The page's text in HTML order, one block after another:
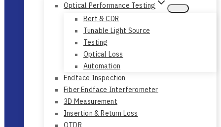
Optical Performance Testing
Bert & CDR
Tunable Light Source
Testing
Optical Loss
Automation
Endface Inspection
Fiber Endface Interferometer
3D Measurement
Insertion & Return Loss